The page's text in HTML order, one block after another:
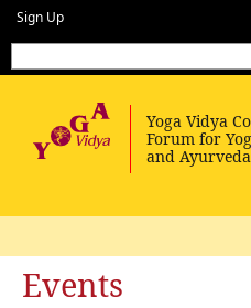
Sign Up
Events